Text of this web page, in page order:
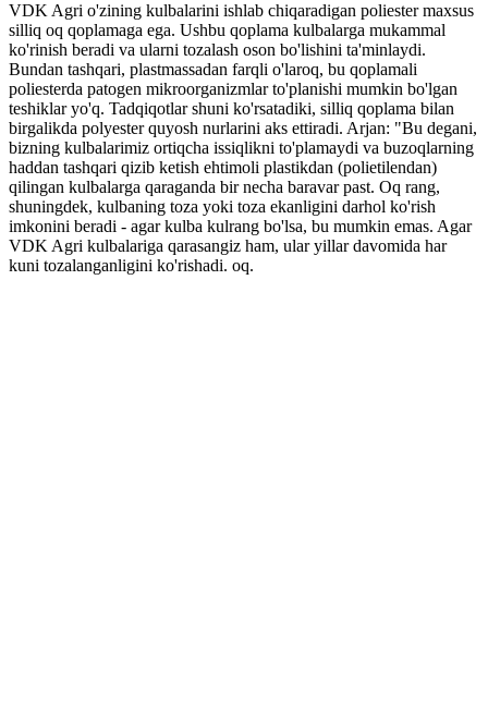
VDK Agri o'zining kulbalarini ishlab chiqaradigan poliester maxsus
silliq oq qoplamaga ega. Ushbu qoplama kulbalarga mukammal
ko'rinish beradi va ularni tozalash oson bo'lishini ta'minlaydi.
Bundan tashqari, plastmassadan farqli o'laroq, bu qoplamali
poliesterda patogen mikroorganizmlar to'planishi mumkin bo'lgan
teshiklar yo'q. Tadqiqotlar shuni ko'rsatadiki, silliq qoplama bilan
birgalikda polyester quyosh nurlarini aks ettiradi. Arjan: "Bu degani,
bizning kulbalarimiz ortiqcha issiqlikni to'plamaydi va buzoqlarning
haddan tashqari qizib ketish ehtimoli plastikdan (polietilendan)
qilingan kulbalarga qaraganda bir necha baravar past. Oq rang,
shuningdek, kulbaning toza yoki toza ekanligini darhol ko'rish
imkonini beradi - agar kulba kulrang bo'lsa, bu mumkin emas. Agar
VDK Agri kulbalariga qarasangiz ham, ular yillar davomida har
kuni tozalanganligini ko'rishadi. oq.